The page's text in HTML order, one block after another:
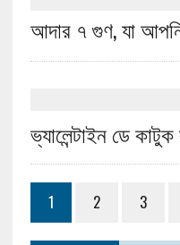
আদার ৭ গুণ, যা
ভ্যালেন্টাইন ডে কাটুক
1 2 3